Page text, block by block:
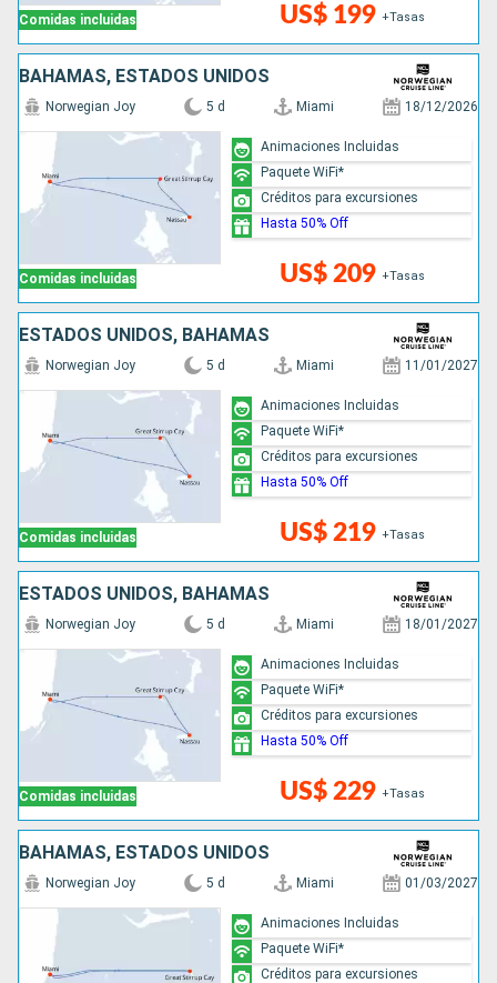
Comidas incluidas US$ 199 +Tasas
BAHAMAS, ESTADOS UNIDOS
Comidas incluidas
Norwegian Joy 5 d Miami 18/12/2026
US$ 209 +Tasas
Animaciones Incluidas
Paquete WiFi*
Créditos para excursiones
Hasta 50% Off
ESTADOS UNIDOS, BAHAMAS
Comidas incluidas
Norwegian Joy 5 d Miami 11/01/2027
US$ 219 +Tasas
Animaciones Incluidas
Paquete WiFi*
Créditos para excursiones
Hasta 50% Off
ESTADOS UNIDOS, BAHAMAS
Comidas incluidas
Norwegian Joy 5 d Miami 18/01/2027
US$ 229 +Tasas
Animaciones Incluidas
Paquete WiFi*
Créditos para excursiones
Hasta 50% Off
BAHAMAS, ESTADOS UNIDOS
Norwegian Joy 5 d Miami 01/03/2027
Animaciones Incluidas
Paquete WiFi*
Créditos para excursiones